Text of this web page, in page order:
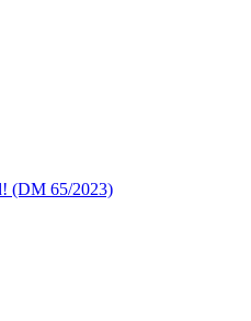
(DM 65/2023)